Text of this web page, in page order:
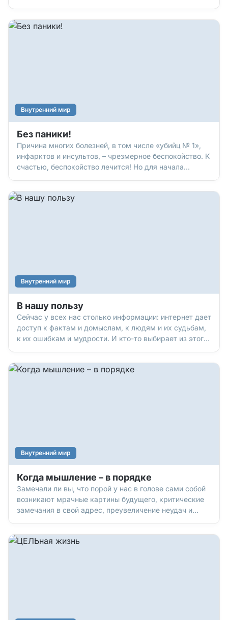
Внутренний мир
Без паники!
Причина многих болезней, в том числе «убийц № 1»,
инфарктов и инсультов, – чрезмерное беспокойство. К
счастью, беспокойство лечится! Но для начала
Внутренний мир
В нашу пользу
Сейчас у всех нас столько информации: интернет дает
доступ к фактам и домыслам, к людям и их судьбам,
к их ошибкам и мудрости. И кто-то выбирает из этого
подслушать реально полезные мысли, открытия, опыт!
Внутренний мир
Когда мышление – в порядке
Замечали ли вы, что порой у нас в голове сами собой
возникают мрачные картины будущего, критические
замечания в свой адрес, преувеличение неудач и
неприветливым. Такой образ мыслей отравляет